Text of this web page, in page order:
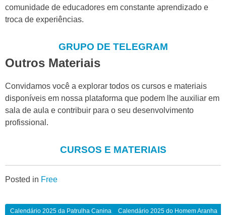
comunidade de educadores em constante aprendizado e
troca de experiências.
GRUPO DE TELEGRAM
Outros Materiais
Convidamos você a explorar todos os cursos e materiais
disponíveis em nossa plataforma que podem lhe auxiliar em
sala de aula e contribuir para o seu desenvolvimento
profissional.
CURSOS E MATERIAIS
Posted in Free
Calendário 2025 da Patrulha Canina Calendário 2025 do Homem Aranha